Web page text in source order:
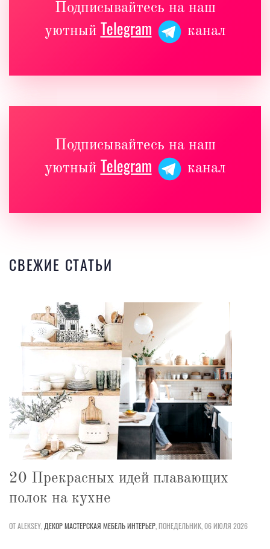
Подписывайтесь на наш
уютный Telegram канал
Подписывайтесь на наш
уютный Telegram канал
СВЕЖИЕ СТАТЬИ
20 Прекрасных идей плавающих
полок на кухне
ОТ ALEKSEY,ДЕКОРМАСТЕРСКАЯ МЕБЕЛЬИНТЕРЬЕР,ПОНЕДЕЛЬНИК, 06 ИЮЛЯ 2026